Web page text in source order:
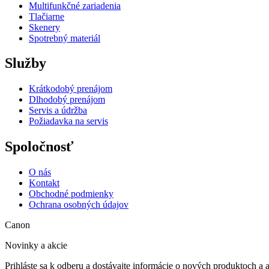
Multifunkčné zariadenia
Tlačiarne
Skenery
Spotrebný materiál
Služby
Krátkodobý prenájom
Dlhodobý prenájom
Servis a údržba
Požiadavka na servis
Spoločnosť
O nás
Kontakt
Obchodné podmienky
Ochrana osobných údajov
Canon
Novinky a akcie
Prihláste sa k odberu a dostávajte informácie o nových produktoch a